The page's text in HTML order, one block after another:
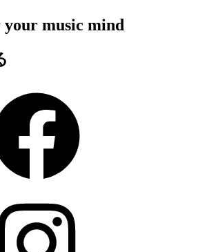
music mind